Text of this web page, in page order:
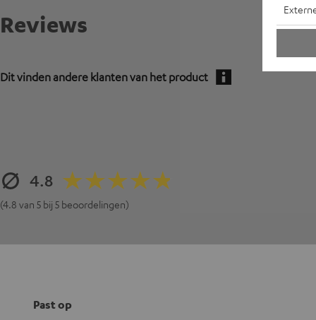
Reviews
Dit vinden andere klanten van het product
4.8
(4.8 van 5 bij 5 beoordelingen)
Past op